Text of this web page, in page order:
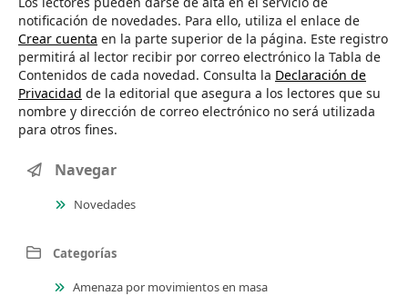
notificación de novedades. Para ello, utiliza el enlace de
Crear cuenta en la parte superior de la página. Este registro
permitirá al lector recibir por correo electrónico la Tabla de
Contenidos de cada novedad. Consulta la Declaración de
Privacidad de la editorial que asegura a los lectores que su
nombre y dirección de correo electrónico no será utilizada
para otros fines.
Navegar
Novedades
Categorías
Amenaza por movimientos en masa